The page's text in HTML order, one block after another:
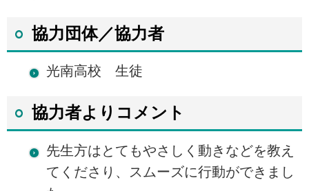
協力団体／協力者
光南高校 生徒
協力者よりコメント
先生方はとてもやさしく動きなどを教え
てくださり、スムーズに行動ができまし